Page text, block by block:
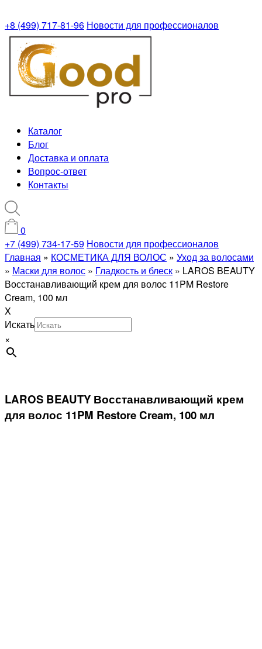
+8 (499) 717-81-96 Новости для профессионалов
Каталог
Блог
Доставка и оплата
Вопрос-ответ
Контакты
0
+7 (499) 734-17-59 Новости для профессионалов
Главная » КОСМЕТИКА ДЛЯ ВОЛОС » Уход за волосами
» Маски для волос » Гладкость и блеск » LAROS BEAUTY
Восстанавливающий крем для волос 11PM Restore
Cream, 100 мл
X
Искать
×
LAROS BEAUTY Восстанавливающий крем
для волос 11PM Restore Cream, 100 мл